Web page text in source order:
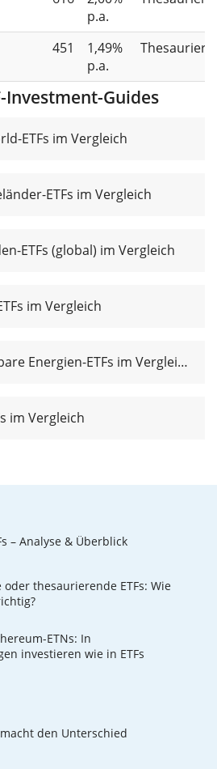
p.a.
451
1,49%
p.a.
Investment-Guides
ETFs im Vergleich
ETFs im Vergleich
ETFs (global) im Vergleich
im Vergleich
Erneuerbare Energien-ETFs im Vergleich
im Vergleich
– Analyse & Überblick
thesaurierende ETFs: Wie
ETNs: In
investieren wie in ETFs
den Unterschied